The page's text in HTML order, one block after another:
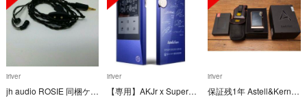
iriver
jh audio ROSIE 同梱ケーブル 3.5mm3極 2.5mm4極セット
iriver
【専用】AKJr x SuperJunior
iriver
保証残1年 Astell&Kern AK380 別売ケース・バンナイズ2種